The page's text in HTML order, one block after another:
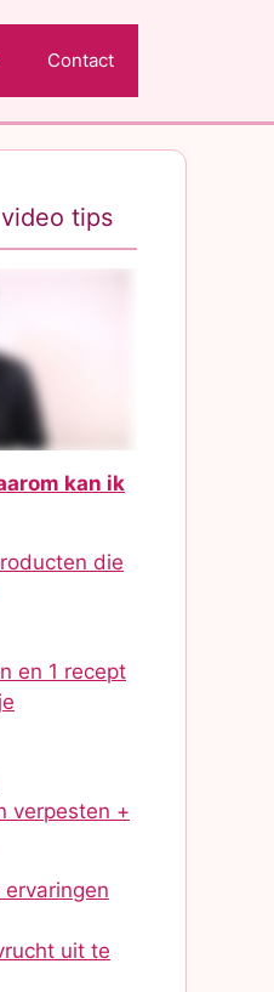
Contact
tips
kan ik
die
en 1 recept
verpesten +
uit te